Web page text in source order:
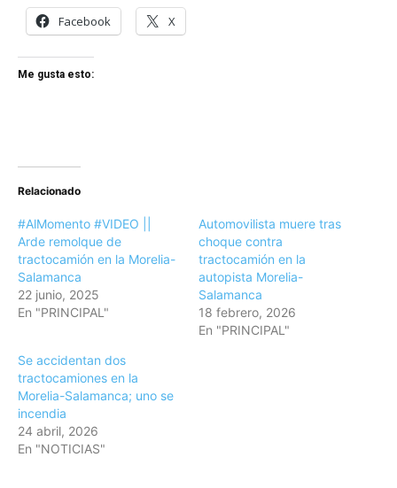
Facebook X
Me gusta esto:
Relacionado
#AlMomento #VIDEO ||
Arde remolque de
tractocamión en la Morelia-
Salamanca
22 junio, 2025
En "PRINCIPAL"
Automovilista muere tras
choque contra
tractocamión en la
autopista Morelia-
Salamanca
18 febrero, 2026
En "PRINCIPAL"
Se accidentan dos
tractocamiones en la
Morelia-Salamanca; uno se
incendia
24 abril, 2026
En "NOTICIAS"